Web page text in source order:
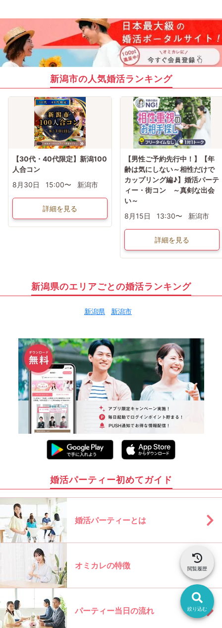
絞り込む
閲覧履歴
新潟市の人気婚活ランキング
【30代・40代限定】新潟100
人合コン
8月30日
15:00〜 新潟市
詳細を見る
【男性ご予約先行中！】【年
齢は気にしない～相性だけで
カップリング編♪】婚活パーテ
ィー・街コン ～真剣な出会
い～
8月15日
13:30〜 新潟市
詳細を見る
新潟県のエリアごとの婚活ランキング
新潟県 新潟市
婚活パーティー初めてガイド
婚活パーティーとは
オミカレの特徴
パーティー当日の流れ